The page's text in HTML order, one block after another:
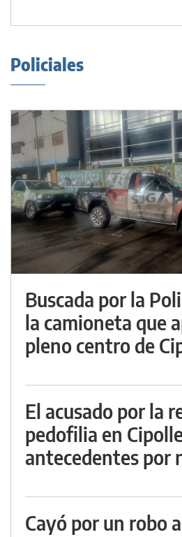
Policiales
Buscada por la
la camioneta que
pleno centro de
El acusado por la
pedofilia en
antecedentes por
Cayó por un robo